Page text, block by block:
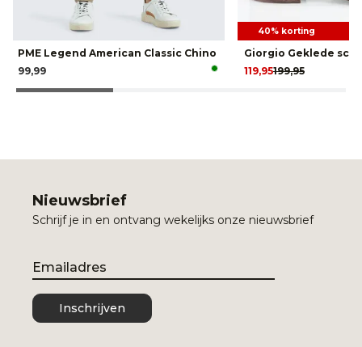
PME Legend American Classic Chino
99,99
40% korting
Giorgio Geklede
199,95
119,95
Nieuwsbrief
Schrijf je in en ontvang wekelijks onze nieuwsbrief
Email
Inschrijven